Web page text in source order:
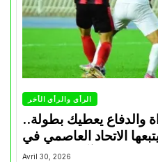
الرأي والرأي الأخر
والدفاع يعطيك بطولة..
الاتحاد العاصمي في
تتويجاته آخر السنوات
Avril 30, 2026